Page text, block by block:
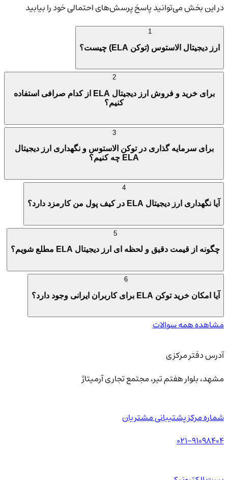
در این بخش می‌توانید پاسخ پرسش‌های احتمالی خود را بیابید
ارز دیجیتال الاستوس (توکن ELA) چیست؟
برای خرید و فروش ارز دیجیتال ELA از کدام صرافی استفاده
کنیم؟
برای سرمایه گذاری در توکن الاستوس و نگهداری ارز دیجیتال
ELA چه کنیم؟
آیا نگهداری ارز دیجیتال ELA در کیف پول من کارمزد دارد؟
چگونه از قیمت دقیق و لحظه ای ارز دیجیتال ELA مطلع شویم؟
آیا امکان خرید توکن ELA برای کاربران ایرانی وجود دارد؟
مشاهده همه سوالات
آدرس دفتر مرکزی
مشهد، بلوار هفتم تیر، مجتمع تجاری آرمیتاژ
شماره مرکز پشتیبانی مشتریان
021-91098404